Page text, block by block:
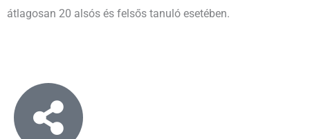
átlagosan 20 alsós és felsős tanuló esetében.